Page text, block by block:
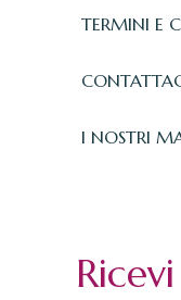
TERMINI E
I NOSTRI